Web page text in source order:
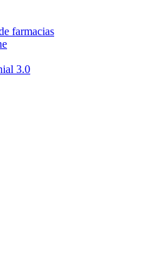
farmacias
3.0